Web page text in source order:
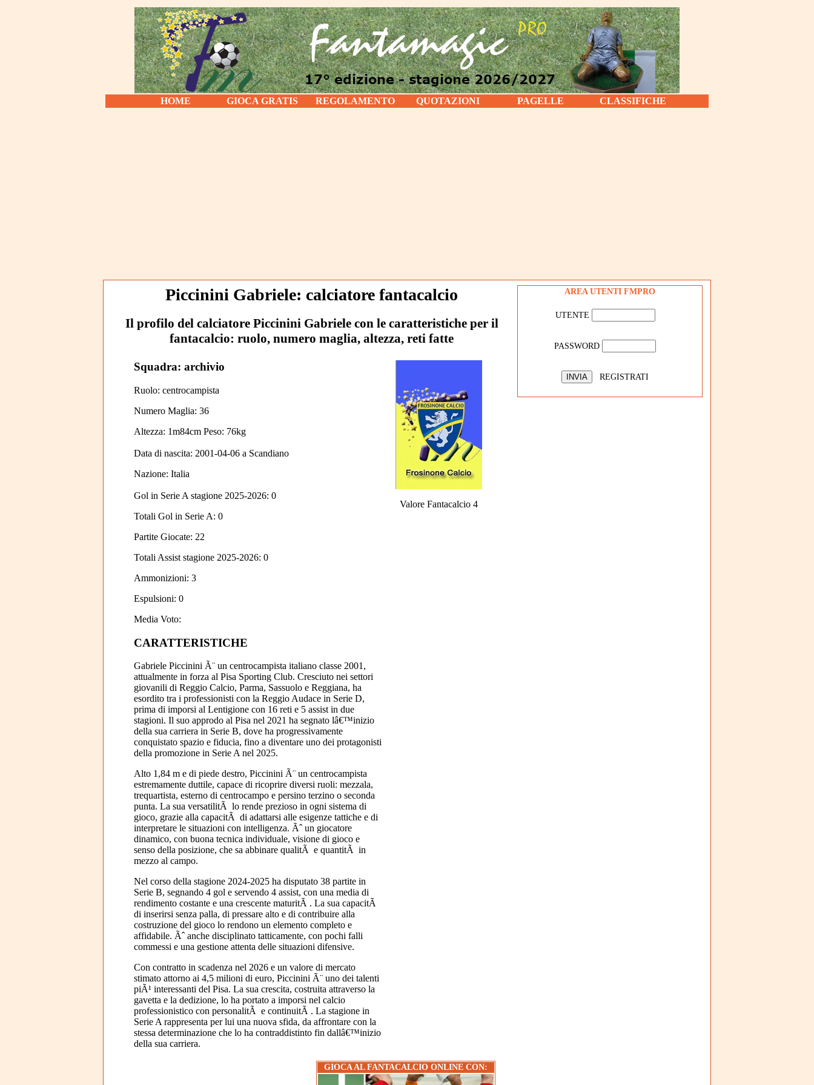
HOME GIOCA GRATIS REGOLAMENTO QUOTAZIONI PAGELLE CLASSIFICHE
Piccinini Gabriele: calciatore fantacalcio
Il profilo del calciatore Piccinini Gabriele con le caratteristiche per il
fantacalcio: ruolo, numero maglia, altezza, reti fatte
Squadra: archivio
Ruolo: centrocampista
Numero Maglia: 36
Altezza: 1m84cm Peso: 76kg
Data di nascita: 2001-04-06 a Scandiano
Nazione: Italia
Gol in Serie A stagione 2025-2026: 0
Totali Gol in Serie A: 0
Partite Giocate: 22
Totali Assist stagione 2025-2026: 0
Ammonizioni: 3
Espulsioni: 0
Media Voto:
CARATTERISTICHE
Gabriele Piccinini Ã¨ un centrocampista italiano classe 2001,
attualmente in forza al Pisa Sporting Club. Cresciuto nei settori
giovanili di Reggio Calcio, Parma, Sassuolo e Reggiana, ha
esordito tra i professionisti con la Reggio Audace in Serie D,
prima di imporsi al Lentigione con 16 reti e 5 assist in due
stagioni. Il suo approdo al Pisa nel 2021 ha segnato lâ€™inizio
della sua carriera in Serie B, dove ha progressivamente
conquistato spazio e fiducia, fino a diventare uno dei protagonisti
della promozione in Serie A nel 2025.
Alto 1,84 m e di piede destro, Piccinini Ã¨ un centrocampista
estremamente duttile, capace di ricoprire diversi ruoli: mezzala,
trequartista, esterno di centrocampo e persino terzino o seconda
punta. La sua versatilitÃ lo rende prezioso in ogni sistema di
gioco, grazie alla capacitÃ di adattarsi alle esigenze tattiche e di
interpretare le situazioni con intelligenza. Ãˆ un giocatore
dinamico, con buona tecnica individuale, visione di gioco e
senso della posizione, che sa abbinare qualitÃ e quantitÃ in
mezzo al campo.
Nel corso della stagione 2024-2025 ha disputato 38 partite in
Serie B, segnando 4 gol e servendo 4 assist, con una media di
rendimento costante e una crescente maturitÃ . La sua capacitÃ
di inserirsi senza palla, di pressare alto e di contribuire alla
costruzione del gioco lo rendono un elemento completo e
affidabile. Ãˆ anche disciplinato tatticamente, con pochi falli
commessi e una gestione attenta delle situazioni difensive.
Con contratto in scadenza nel 2026 e un valore di mercato
stimato attorno ai 4,5 milioni di euro, Piccinini Ã¨ uno dei talenti
piÃ¹ interessanti del Pisa. La sua crescita, costruita attraverso la
gavetta e la dedizione, lo ha portato a imporsi nel calcio
professionistico con personalitÃ e continuitÃ . La stagione in
Serie A rappresenta per lui una nuova sfida, da affrontare con la
stessa determinazione che lo ha contraddistinto fin dallâ€™inizio
della sua carriera.
Valore Fantacalcio 4
AREA UTENTI FMPRO
UTENTE
PASSWORD
REGISTRATI
GIOCA AL FANTACALCIO ONLINE CON: